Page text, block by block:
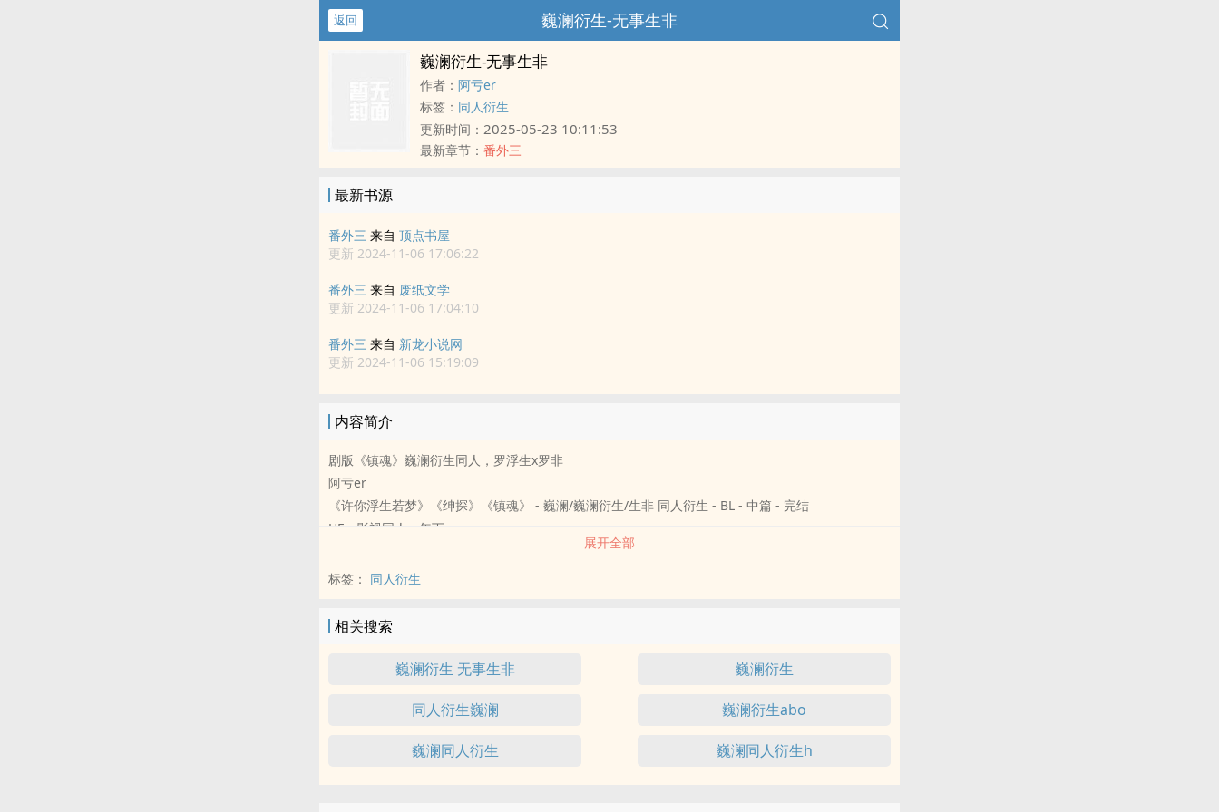
返回 巍澜衍生-无事生非
巍澜衍生-无事生非
作者： 阿亏er
标签： 同人衍生
更新时间： 2025-05-23 10:11:53
最新章节： 番外三
最新书源
番外三 来自 顶点书屋
更新 2024-11-06 17:06:22
番外三 来自 废纸文学
更新 2024-11-06 17:04:10
番外三 来自 新龙小说网
更新 2024-11-06 15:19:09
内容简介
剧版《镇魂》巍澜衍生同人，罗浮生x罗非
阿亏er
《许你浮生若梦》《绅探》《镇魂》 - 巍澜/巍澜衍生/生非 同人衍生 - BL - 中篇 - 完结
HE - 影视同人 - 年下
展开全部
标签： 同人衍生
相关搜索
巍澜衍生 无事生非 巍澜衍生
同人衍生巍澜 巍澜衍生abo
巍澜同人衍生 巍澜同人衍生h